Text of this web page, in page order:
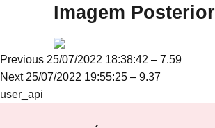
Imagem Posterior
Navegação
de
Post
Previous Previous
post:
25/07/2022 18:38:42 – 7.59
Next Next
post:
25/07/2022 19:55:25 – 9.37
user_api